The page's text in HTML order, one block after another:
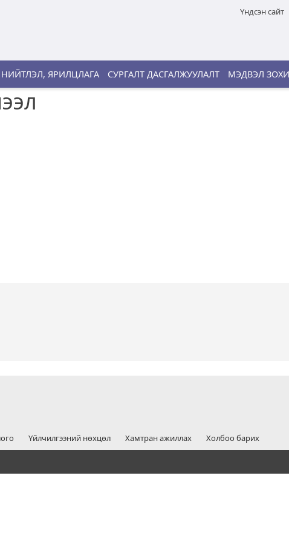
Үндсэн сайт
НИЙТЛЭЛ, ЯРИЛЦЛАГА СУРГАЛТ ДАСГАЛЖУУЛАЛТ МЭДВЭЛ
Үйлчилгээний нөхцөл Хамтран ажиллах Холбоо барих